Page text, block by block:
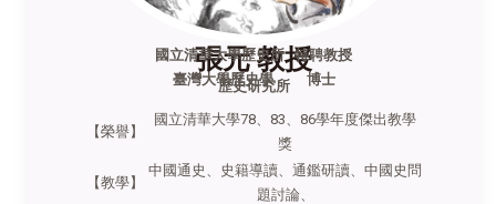
張元 教授
歷史研究所
國立清華大學歷史所 特聘教授
臺灣大學歷史學 博士
【榮譽】
國立清華大學78、83、86學年度傑出教學
獎
【教學】
中國通史、史籍導讀、通鑑研讀、中國史問
題討論、